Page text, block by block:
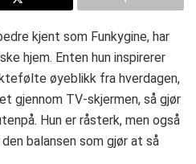
kjent som Funkygine, har
hjem. Enten hun inspirerer
øyeblikk fra hverdagen,
gjennom TV-skjermen, så gjør
Hun er råsterk, men også
balansen som gjør at så